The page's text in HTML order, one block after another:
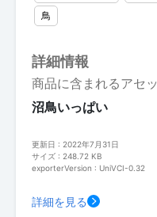
鳥
詳細情報
商品に含まれるアセ
沼鳥いっぱい
更新日 : 2022年7月31日
サイズ : 248.72 KB
exporterVersion : UniVCI-0.32
詳細を見る